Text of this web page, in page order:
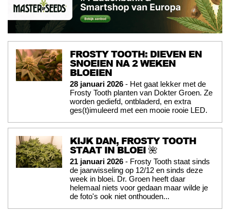
FROSTY TOOTH: DIEVEN EN
SNOEIEN NA 2 WEKEN
BLOEIEN
28 januari 2026 - Het gaat lekker met de
Frosty Tooth planten van Dokter Groen. Ze
worden gediefd, ontbladerd, en extra
ges(t)imuleerd met een mooie rooie LED.
KIJK DAN, FROSTY TOOTH
STAAT IN BLOEI 🌺
21 januari 2026 - Frosty Tooth staat sinds
de jaarwisseling op 12/12 en sinds deze
week in bloei. Dr. Groen heeft daar
helemaal niets voor gedaan maar wilde je
de foto's ook niet onthouden...